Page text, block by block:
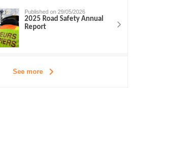
Published on 29/05/2026
2025 Road Safety Annual
Report
See more